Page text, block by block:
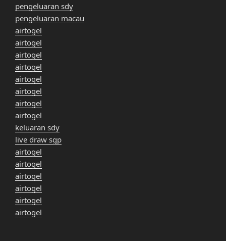
pengeluaran sdy
pengeluaran macau
airtogel
airtogel
airtogel
airtogel
airtogel
airtogel
airtogel
airtogel
keluaran sdy
live draw sgp
airtogel
airtogel
airtogel
airtogel
airtogel
airtogel